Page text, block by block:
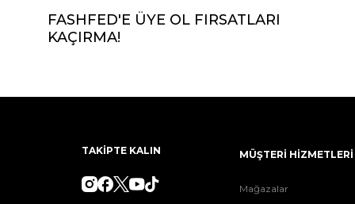
FASHFED'E ÜYE OL FIRSATLARI
KAÇIRMA!
TAKİPTE KALIN MÜŞTERİ HİZMETLERİ
Mağazalar